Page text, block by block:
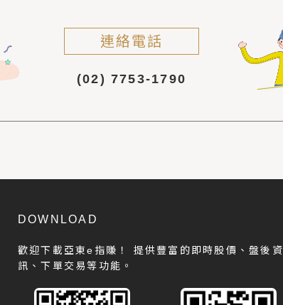
連絡電話
(02) 7753-1790
DOWNLOAD
歡迎下載亞東e指賺！
提供豐富的即時股價、盤後資
訊、下單交易等功能。